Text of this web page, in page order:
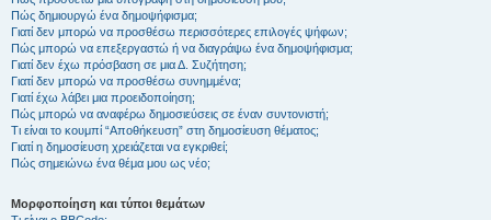
Πώς δημιουργώ ένα δημοψήφισμα;
Γιατί δεν μπορώ να προσθέσω περισσότερες επιλογές ψήφων;
Πώς μπορώ να επεξεργαστώ ή να διαγράψω ένα δημοψήφισμα;
Γιατί δεν έχω πρόσβαση σε μια Δ. Συζήτηση;
Γιατί δεν μπορώ να προσθέσω συνημμένα;
Γιατί έχω λάβει μια προειδοποίηση;
Πώς μπορώ να αναφέρω δημοσιεύσεις σε έναν συντονιστή;
Τι είναι το κουμπί “Αποθήκευση” στη δημοσίευση θέματος;
Γιατί η δημοσίευση χρειάζεται να εγκριθεί;
Πώς σημειώνω ένα θέμα μου ως νέο;
Μορφοποίηση και τύποι θεμάτων